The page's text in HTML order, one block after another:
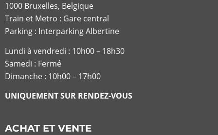
1000 Bruxelles, Belgique
Train et Metro : Gare central
Parking : Interparking Albertine
Lundi à vendredi : 10h00 – 18h30
Samedi : Fermé
Dimanche : 10h00 – 17h00
UNIQUEMENT SUR RENDEZ-VOUS
ACHAT ET VENTE